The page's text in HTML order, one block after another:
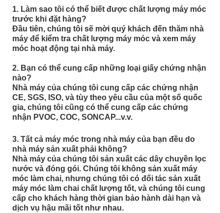
1. Làm sao tôi có thể biết được chất lượng máy móc
trước khi đặt hàng?
Đầu tiên, chúng tôi sẽ mời quý khách đến thăm nhà
máy để kiểm tra chất lượng máy móc và xem máy
móc hoạt động tại nhà máy.
2. Bạn có thể cung cấp những loại giấy chứng nhận
nào?
Nhà máy của chúng tôi cung cấp các chứng nhận
CE, SGS, ISO, và tùy theo yêu cầu của một số quốc
gia, chúng tôi cũng có thể cung cấp các chứng
nhận PVOC, COC, SONCAP...v.v.
3. Tất cả máy móc trong nhà máy của bạn đều do
nhà máy sản xuất phải không?
Nhà máy của chúng tôi sản xuất các dây chuyền lọc
nước và đóng gói. Chúng tôi không sản xuất máy
móc làm chai, nhưng chúng tôi có đối tác sản xuất
máy móc làm chai chất lượng tốt, và chúng tôi cung
cấp cho khách hàng thời gian bảo hành dài hạn và
dịch vụ hậu mãi tốt như nhau.